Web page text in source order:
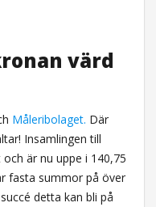
värd
Måleribolaget. Där
Insamlingen till
är nu uppe i 140,75
fasta summor på över
detta kan bli på